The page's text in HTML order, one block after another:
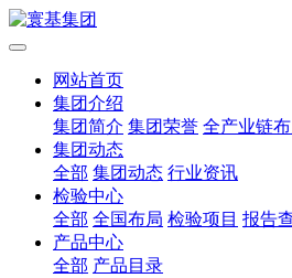
网站首页
集团介绍
集团简介 集团荣誉 全产业链
集团动态
全部 集团动态 行业资讯
检验中心
全部 全国布局 检验项目 报告
产品中心
全部 产品目录